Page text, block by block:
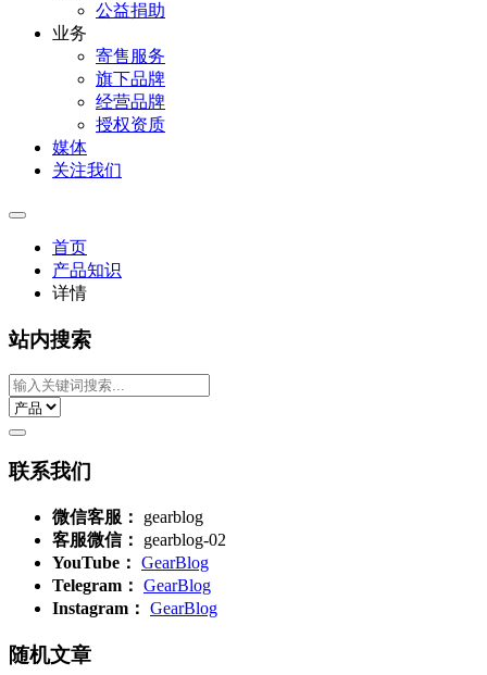
公益捐助
业务
寄售服务
旗下品牌
经营品牌
授权资质
媒体
关注我们
首页
产品知识
详情
站内搜索
联系我们
微信客服：
gearblog
客服微信：
gearblog-02
YouTube： GearBlog
Telegram： GearBlog
Instagram： GearBlog
随机文章